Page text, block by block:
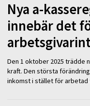
Nya a-
innebär det
Den 1 oktober 2025 trädde
kraft. Den största
inkomst i stället för